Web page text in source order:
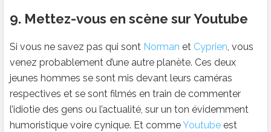
9. Mettez-vous en scène sur Youtube
Si vous ne savez pas qui sont Norman et Cyprien, vous
venez probablement d’une autre planète. Ces deux
jeunes hommes se sont mis devant leurs caméras
respectives et se sont filmés en train de commenter
l’idiotie des gens ou l’actualité, sur un ton évidemment
humoristique voire cynique. Et commeYoutube est